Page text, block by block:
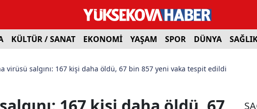
KÜLTÜR / SANAT EKONOMİ YAŞAM SPOR DÜNYA
virüsü salgını: 167 kişi daha öldü, 67 bin 857 yeni vaka tespit edildi